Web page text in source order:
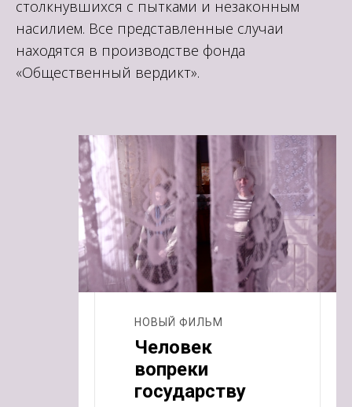
столкнувшихся с пытками и незаконным
насилием. Все представленные случаи
находятся в производстве фонда
«Общественный вердикт».
НОВЫЙ ФИЛЬМ
Человек
вопреки
государству